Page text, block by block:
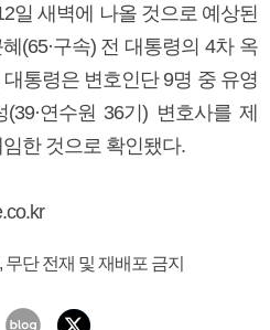
일 새벽에 나올 것으로 예상된
(65·구속) 전 대통령의 4차 옥
통령은 변호인단 9명 중 유영
(39·연수원 36기) 변호사를 제
한 것으로 확인됐다.
단 전재 및 재배포 금지